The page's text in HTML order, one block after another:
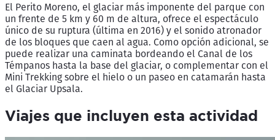
El Perito Moreno, el glaciar más imponente del parque con
un frente de 5 km y 60 m de altura, ofrece el espectáculo
único de su ruptura (última en 2016) y el sonido atronador
de los bloques que caen al agua. Como opción adicional, se
puede realizar una caminata bordeando el Canal de los
Témpanos hasta la base del glaciar, o complementar con el
Mini Trekking sobre el hielo o un paseo en catamarán hasta
el Glaciar Upsala.
Viajes que incluyen esta actividad